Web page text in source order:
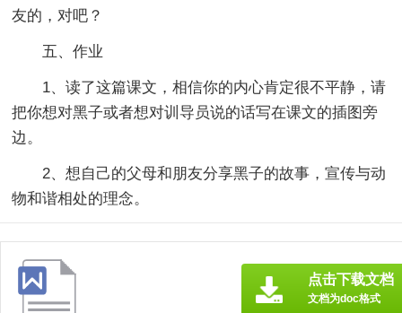
友的，对吧？
五、作业
1、读了这篇课文，相信你的内心肯定很不平静，请
把你想对黑子或者想对训导员说的话写在课文的插图旁
边。
2、想自己的父母和朋友分享黑子的故事，宣传与动
物和谐相处的理念。
点击下载文档
文档为doc格式